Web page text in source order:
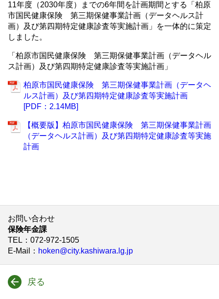
11年度（2030年度）までの6年間を計画期間とする「柏原
市国民健康保険 第三期保健事業計画（データヘルス計
画）及び第四期特定健康診査等実施計画」を一体的に策定
しました。
「柏原市国民健康保険 第三期保健事業計画（データヘル
ス計画）及び第四期特定健康診査等実施計画」
柏原市国民健康保険 第三期保健事業計画（データヘ
ルス計画）及び第四期特定健康診査等実施計画
[PDF：2.14MB]
【概要版】柏原市国民健康保険 第三期保健事業計画
（データヘルス計画）及び第四期特定健康診査等実施
計画
お問い合わせ
保険年金課
TEL ：072-972-1505
E-Mail
： hoken@city.kashiwara.lg.jp
戻る